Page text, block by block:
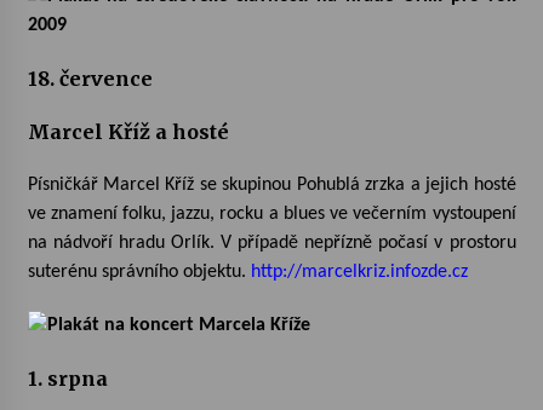
22. 7. 2026
Vysočinka
17. 7. 2026
Ozvěny prázdnin
18. července
Marcel Kříž a hosté
Písničkář Marcel Kříž se skupinou Pohublá zrzka a jejich hosté
ve znamení folku, jazzu, rocku a blues ve večerním vystoupení
na nádvoří hradu Orlík. V případě nepřízně počasí v prostoru
suterénu správního objektu. http://marcelkriz.infozde.cz
1. srpna